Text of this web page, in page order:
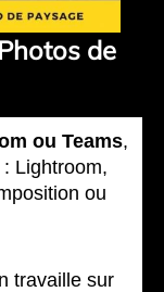
de
ou Teams,
Lightroom,
ou
travaille sur